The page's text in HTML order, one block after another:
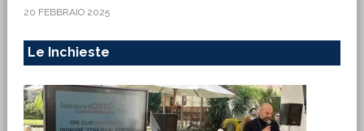
20 FEBBRAIO 2025
Le Inchieste